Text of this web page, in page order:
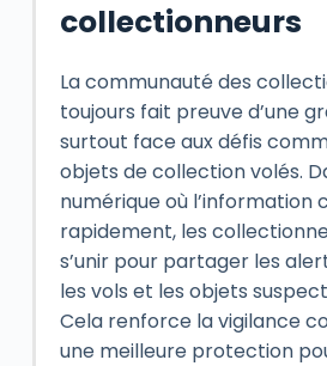
collectionneurs
La communauté des
toujours fait preuve d’une
surtout face aux défis
objets de collection volés.
numérique où l’information
rapidement, les
s’unir pour partager les
les vols et les objets
Cela renforce la vigilance
une meilleure protection